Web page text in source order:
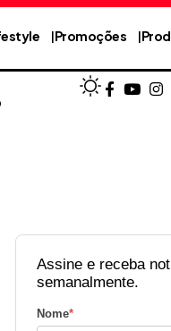
Promoções
Assine e receba
semanalmente.
Nome*